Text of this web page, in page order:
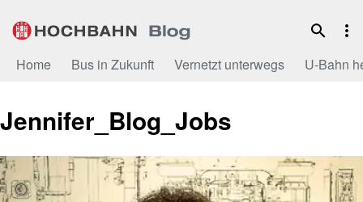
Inhalt
Home Bus in Zukunft Vernetzt unterwegs U-Bahn
Jennifer_Blog_Jobs